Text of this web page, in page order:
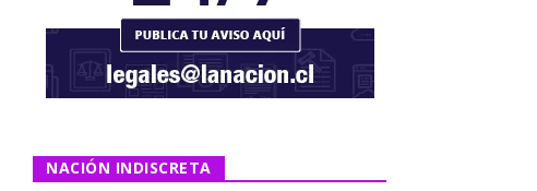
NACIÓN INDISCRETA